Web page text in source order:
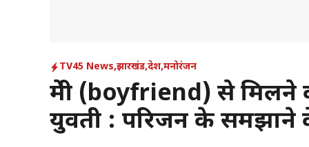
TV45 News,झारखंड,देश,मनोरंजन
प्रेमी (boyfriend) से मिलने
युवती : परिजन के समझाने